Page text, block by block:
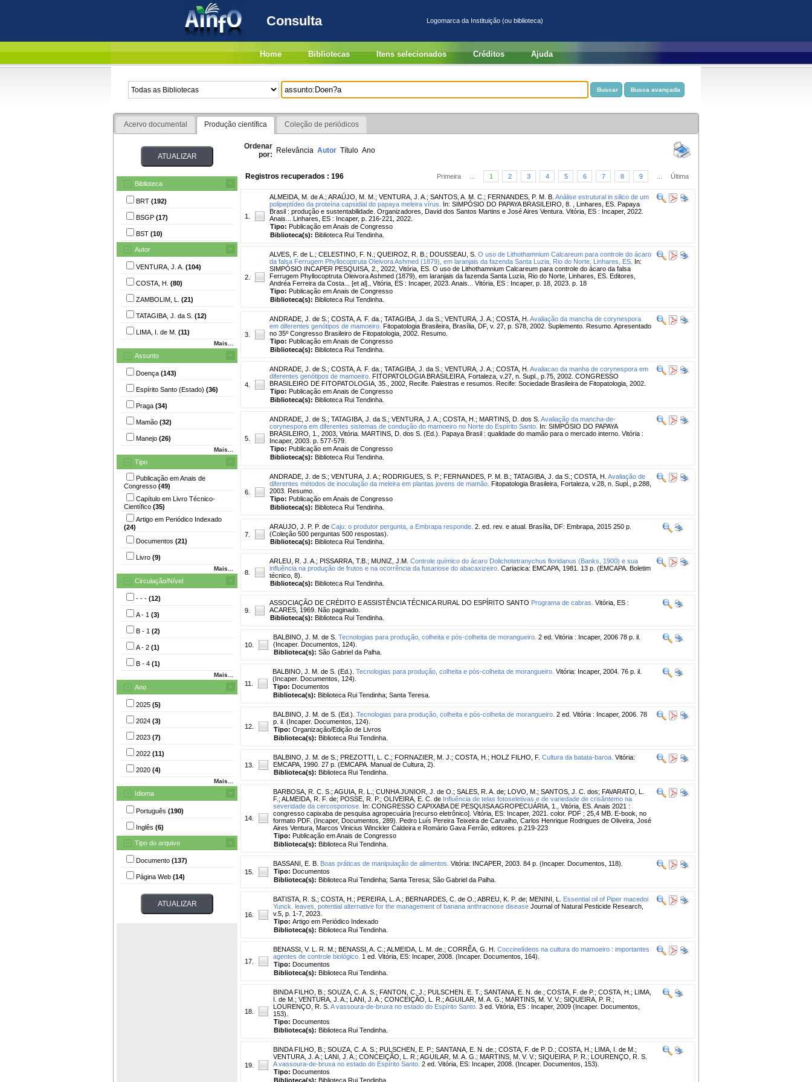
Consulta Logomarca da Instituição (ou biblioteca)
Home Bibliotecas Itens selecionados Créditos Ajuda
Acervo documental Produção científica Coleção de periódicos
Biblioteca
BRT (192)
BSGP (17)
BST (10)
Autor
VENTURA, J. A. (104)
COSTA, H. (80)
ZAMBOLIM, L. (21)
TATAGIBA, J. da S. (12)
LIMA, I. de M. (11)
Mais...
Assunto
Doença (143)
Espírito Santo (Estado) (36)
Praga (34)
Mamão (32)
Manejo (26)
Mais...
Tipo
Publicação em Anais de
Congresso (49)
Capítulo em Livro Técnico-
Científico (35)
Artigo em Periódico Indexado
(24)
Documentos (21)
Livro (9)
Mais...
Circulação/Nível
- - - (12)
A - 1 (3)
B - 1 (2)
A - 2 (1)
B - 4 (1)
Mais...
Ano
2025 (5)
2024 (3)
2023 (7)
2022 (11)
2020 (4)
Mais...
Idioma
Português (190)
Inglês (6)
Tipo do arquivo
Documento (137)
Página Web (14)
Ordenar
por: Relevância Autor Título Ano
Registros recuperados : 196 Primeira 1 2 3 4 5 6 7 8 9 Última
1.
ALMEIDA, M. de A. ; ARAÚJO, M. M. ; VENTURA, J. A. ; SANTOS, A. M. C. ; FERNANDES, P. M. B. Análise estrutural in silico de um
polipeptídeo da proteína capsidial do papaya meleira vírus.
In: SIMPÓSIO DO PAPAYA BRASILEIRO, 8. , Linhares, ES. Papaya
Brasil : produção e sustentabilidade. Organizadores, David dos Santos Martins e José Aires Ventura. Vitória, ES : Incaper, 2022.
Anais... Linhares, ES : Incaper, p. 216-221, 2022.
Tipo: Publicação em Anais de Congresso
Biblioteca(s): Biblioteca Rui Tendinha.
2.
ALVES, F. de L. ; CELESTINO, F. N. ; QUEIROZ, R. B. ; DOUSSEAU, S. O uso de Lithothamnium Calcareum para controle do ácaro
da falsa Ferrugem Phyllocoptruta Oleivora Ashmed (1879), em laranjais da fazenda Santa Luzia, Rio do Norte, Linhares, ES. In:
SIMPÓSIO INCAPER PESQUISA, 2., 2022, Vitória, ES. O uso de Lithothamnium Calcareum para controle do ácaro da falsa
Ferrugem Phyllocoptruta Oleivora Ashmed (1879), em laranjais da fazenda Santa Luzia, Rio do Norte, Linhares, ES. Editores,
Andréa Ferreira da Costa... [et al]., Vitória, ES : Incaper, 2023. Anais... Vitória, ES : Incaper, p. 18, 2023. p. 18
Tipo: Publicação em Anais de Congresso
Biblioteca(s): Biblioteca Rui Tendinha.
3.
ANDRADE, J. de S. ; COSTA, A. F. da. ; TATAGIBA, J. da S. ; VENTURA, J. A. ; COSTA, H. Avaliação da mancha de corynespora
em diferentes genótipos de mamoeiro. Fitopatologia Brasileira, Brasília, DF, v. 27, p. S78, 2002. Suplemento. Resumo. Apresentado
no 35º Congresso Brasileiro de Fitopatologia, 2002. Resumo.
Tipo: Publicação em Anais de Congresso
Biblioteca(s): Biblioteca Rui Tendinha.
4.
ANDRADE, J. de S. ; COSTA, A. F. da. ; TATAGIBA, J. da S. ; VENTURA, J. A. ; COSTA, H. Avaliacao da manha de corynespora em
diferentes genótipos de mamoeiro. FITOPATOLOGIA BRASILEIRA, Fortaleza, v.27, n. Supl., p.75, 2002. CONGRESSO
BRASILEIRO DE FITOPATOLOGIA, 35., 2002, Recife. Palestras e resumos. Recife: Sociedade Brasileira de Fitopatologia, 2002.
Tipo: Publicação em Anais de Congresso
Biblioteca(s): Biblioteca Rui Tendinha.
5.
ANDRADE, J. de S. ; TATAGIBA, J. da S. ; VENTURA, J. A. ; COSTA, H. ; MARTINS, D. dos S. Avaliação da mancha-de-
corynespora em diferentes sistemas de condução do mamoeiro no Norte do Espírito Santo. In: SIMPÓSIO DO PAPAYA
BRASILEIRO, 1., 2003, Vitória. MARTINS, D. dos S. (Ed.). Papaya Brasil : qualidade do mamão para o mercado interno. Vitória :
Incaper, 2003. p. 577-579.
Tipo: Publicação em Anais de Congresso
Biblioteca(s): Biblioteca Rui Tendinha.
6.
ANDRADE, J. de S. ; VENTURA, J. A. ; RODRIGUES, S. P. ; FERNANDES, P. M. B. ; TATAGIBA, J. da S. ; COSTA, H. Avaliação de
diferentes métodos de inoculação da meleira em plantas jovens de mamão. Fitopatologia Brasileira, Fortaleza, v.28, n. Supl., p.288,
2003. Resumo.
Tipo: Publicação em Anais de Congresso
Biblioteca(s): Biblioteca Rui Tendinha.
7.
ARAUJO, J. P. P. de Caju: o produtor pergunta, a Embrapa responde. 2. ed. rev. e atual. Brasília, DF: Embrapa, 2015 250 p.
(Coleção 500 perguntas 500 respostas).
Biblioteca(s): Biblioteca Rui Tendinha.
8.
ARLEU, R. J. A. ; PISSARRA, T.B. ; MUNIZ, J.M. Controle químico do ácaro Dolichotetranychus floridanus (Banks, 1900) e sua
influência na produção de frutos e na ocorrência da fusariose do abacaxizeiro. Cariacica: EMCAPA, 1981. 13 p. (EMCAPA. Boletim
técnico, 8).
Biblioteca(s): Biblioteca Rui Tendinha.
9.
ASSOCIAÇÃO DE CRÉDITO E ASSISTÊNCIA TÉCNICA RURAL DO ESPÍRITO SANTO Programa de cabras. Vitória, ES :
ACARES, 1969. Não paginado.
Biblioteca(s): Biblioteca Rui Tendinha.
10.
BALBINO, J. M. de S. Tecnologias para produção, colheita e pós-colheita de morangueiro. 2 ed. Vitória : Incaper, 2006 78 p. il.
(Incaper. Documentos, 124).
Biblioteca(s): São Gabriel da Palha.
11.
BALBINO, J. M. de S. (Ed.). Tecnologias para produção, colheita e pós-colheita de morangueiro. Vitória: Incaper, 2004. 76 p. il.
(Incaper. Documentos, 124).
Tipo: Documentos
Biblioteca(s): Biblioteca Rui Tendinha; Santa Teresa.
12.
BALBINO, J. M. de S. (Ed.). Tecnologias para produção, colheita e pós-colheita de morangueiro. 2 ed. Vitória : Incaper, 2006. 78
p. il. (Incaper. Documentos, 124).
Tipo: Organização/Edição de Livros
Biblioteca(s): Biblioteca Rui Tendinha.
13.
BALBINO, J. M. de S. ; PREZOTTI, L. C. ; FORNAZIER, M. J. ; COSTA, H. ; HOLZ FILHO, F. Cultura da batata-baroa. Vitória:
EMCAPA, 1990. 27 p. (EMCAPA. Manual de Cultura, 2).
Biblioteca(s): Biblioteca Rui Tendinha.
14.
BARBOSA, R. C. S. ; AGUIA, R. L. ; CUNHA JUNIOR, J. de O. ; SALES, R. A. de; LOVO, M. ; SANTOS, J. C. dos; FAVARATO, L.
F. ; ALMEIDA, R. F. de; POSSE, R. P. ; OLIVEIRA, E. C. de Influência de telas fotoseletivas e de variedade de crisântemo na
severidade da cercosporiose. In: CONGRESSO CAPIXABA DE PESQUISA AGROPECUÁRIA, 1., Vitória, ES. Anais 2021 :
congresso capixaba de pesquisa agropecuária [recurso eletrônico]. Vitória, ES: Incaper, 2021. color. PDF ; 25,4 MB. E-book, no
formato PDF. (Incaper, Documentos, 289). Pedro Luís Pereira Teixeira de Carvalho, Carlos Henrique Rodrigues de Oliveira, José
Aires Ventura, Marcos Vinicius Winckler Caldeira e Romário Gava Ferrão, editores. p.219-223
Tipo: Publicação em Anais de Congresso
Biblioteca(s): Biblioteca Rui Tendinha.
15.
BASSANI, E. B. Boas práticas de manipulação de alimentos. Vitória: INCAPER, 2003. 84 p. (Incaper. Documentos, 118).
Tipo: Documentos
Biblioteca(s): Biblioteca Rui Tendinha; Santa Teresa; São Gabriel da Palha.
16.
BATISTA, R. S. ; COSTA, H. ; PEREIRA, L. A. ; BERNARDES, C. de O. ; ABREU, K. P. de; MENINI, L.
Essential oil of Piper macedoi
Yunck. leaves, potential alternative for the management of banana anthracnose disease Journal of Natural Pesticide Research,
v.5, p. 1-7, 2023.
Tipo: Artigo em Periódico Indexado
Biblioteca(s): Biblioteca Rui Tendinha.
17.
BENASSI, V. L. R. M. ; BENASSI, A. C. ; ALMEIDA, L. M. de. ; CORRÊA, G. H. Coccinelídeos na cultura do mamoeiro : importantes
agentes de controle biológico. 1 ed. Vitória, ES: Incaper, 2008. (Incaper. Documentos, 164).
Tipo: Documentos
Biblioteca(s): Biblioteca Rui Tendinha.
18.
BINDA FILHO, B. ; SOUZA, C. A. S. ; FANTON, C. J. ; PULSCHEN. E. T. ; SANTANA, E. N. de. ; COSTA, F. de P. ; COSTA, H. ; LIMA,
I. de M. ; VENTURA, J. A. ; LANI, J. A. ; CONCEIÇÃO, L. R. ; AGUILAR, M. A. G. ; MARTINS, M. V. V.; SIQUEIRA, P. R. ;
LOURENÇO, R. S. A vassoura-de-bruxa no estado do Espírito Santo. 3 ed. Vitória, ES : Incaper, 2009 (Incaper. Documentos,
153).
Tipo: Documentos
Biblioteca(s): Biblioteca Rui Tendinha.
19.
BINDA FILHO, B. ; SOUZA, C. A. S. ; PULSCHEN, E. P. ; SANTANA, E. N. de. ; COSTA, F. de P. D. ; COSTA, H. ; LIMA, I. de M. ;
VENTURA, J. A. ; LANI, J. A. ; CONCEIÇÃO, L. R. ; AGUILAR, M. A. G. ; MARTINS, M. V. V.; SIQUEIRA, P. R. ; LOURENÇO, R. S.
A vassoura-de-bruxa no estado do Espírito Santo. 2 ed. Vitória, ES: Incaper, 2008. (Incaper. Documentos, 153).
Tipo: Documentos
Biblioteca(s): Biblioteca Rui Tendinha.